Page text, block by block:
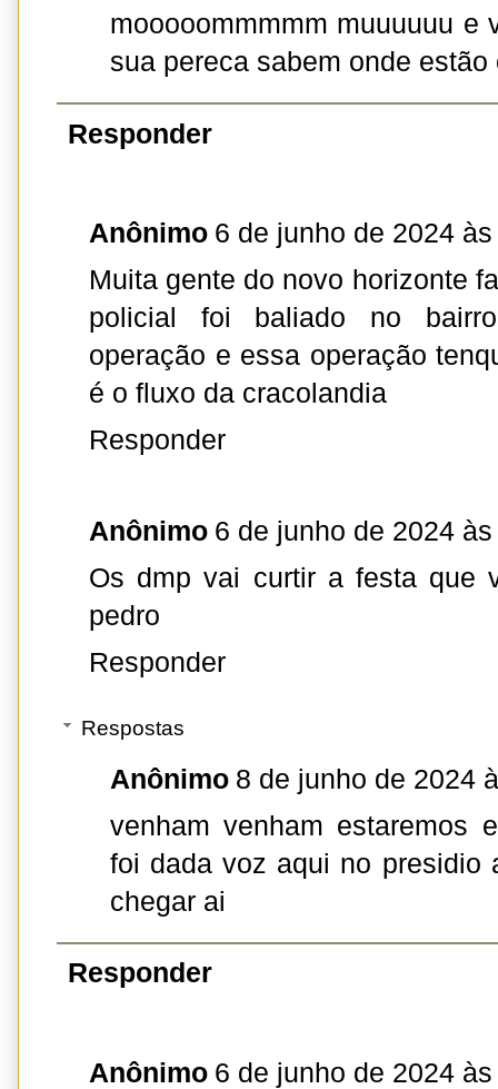
mooooommmmm muuuuuu e
sua pereca sabem onde
Responder
Anônimo 6 de junho de 2024
Muita gente do novo horizonte
policial foi baliado no
operação e essa operação
é o fluxo da cracolandia
Responder
Anônimo 6 de junho de 2024
Os dmp vai curtir a festa que
pedro
Responder
Respostas
Anônimo 8 de junho de 2024
venham venham estaremos
foi dada voz aqui no presidio
chegar ai
Responder
Anônimo 6 de junho de 2024